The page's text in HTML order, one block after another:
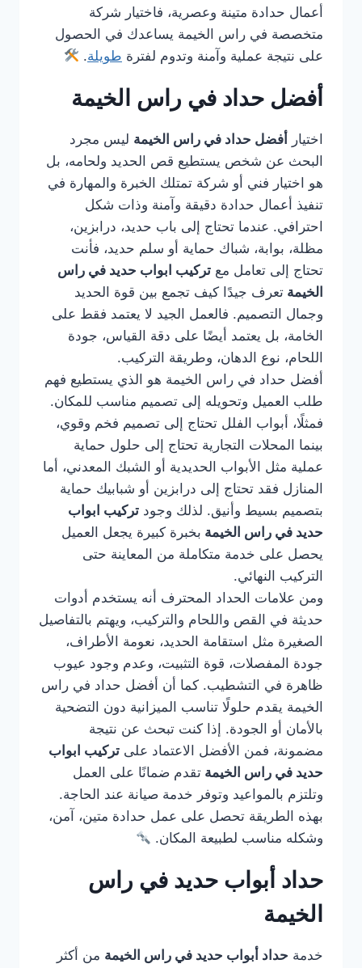
أعمال حدادة متينة وعصرية، فاختيار شركة
متخصصة في راس الخيمة يساعدك في الحصول
على نتيجة عملية وآمنة وتدوم لفترة طويلة.
أفضل حداد في راس الخيمة
اختيار أفضل حداد في راس الخيمة ليس مجرد
البحث عن شخص يستطيع قص الحديد ولحامه، بل
هو اختيار فني أو شركة تمتلك الخبرة والمهارة في
تنفيذ أعمال حدادة دقيقة وآمنة وذات شكل
احترافي. عندما تحتاج إلى باب حديد، درابزين،
مظلة، بوابة، شباك حماية أو سلم حديد، فأنت
تحتاج إلى تعامل مع تركيب ابواب حديد في راس
الخيمة تعرف جيدًا كيف تجمع بين قوة الحديد
وجمال التصميم. فالعمل الجيد لا يعتمد فقط على
الخامة، بل يعتمد أيضًا على دقة القياس، جودة
اللحام، نوع الدهان، وطريقة التركيب.
أفضل حداد في راس الخيمة هو الذي يستطيع فهم
طلب العميل وتحويله إلى تصميم مناسب للمكان.
فمثلًا، أبواب الفلل تحتاج إلى تصميم فخم وقوي،
بينما المحلات التجارية تحتاج إلى حلول حماية
عملية مثل الأبواب الحديدية أو الشبك المعدني، أما
المنازل فقد تحتاج إلى درابزين أو شبابيك حماية
بتصميم بسيط وأنيق. لذلك وجود تركيب ابواب
حديد في راس الخيمة بخبرة كبيرة يجعل العميل
يحصل على خدمة متكاملة من المعاينة حتى
التركيب النهائي.
ومن علامات الحداد المحترف أنه يستخدم أدوات
حديثة في القص واللحام والتركيب، ويهتم بالتفاصيل
الصغيرة مثل استقامة الحديد، نعومة الأطراف،
جودة المفصلات، قوة التثبيت، وعدم وجود عيوب
ظاهرة في التشطيب. كما أن أفضل حداد في راس
الخيمة يقدم حلولًا تناسب الميزانية دون التضحية
بالأمان أو الجودة. إذا كنت تبحث عن نتيجة
مضمونة، فمن الأفضل الاعتماد على تركيب ابواب
حديد في راس الخيمة تقدم ضمانًا على العمل
وتلتزم بالمواعيد وتوفر خدمة صيانة عند الحاجة.
بهذه الطريقة تحصل على عمل حدادة متين، آمن،
وشكله مناسب لطبيعة المكان.
حداد أبواب حديد في راس
الخيمة
خدمة حداد أبواب حديد في راس الخيمة من أكثر